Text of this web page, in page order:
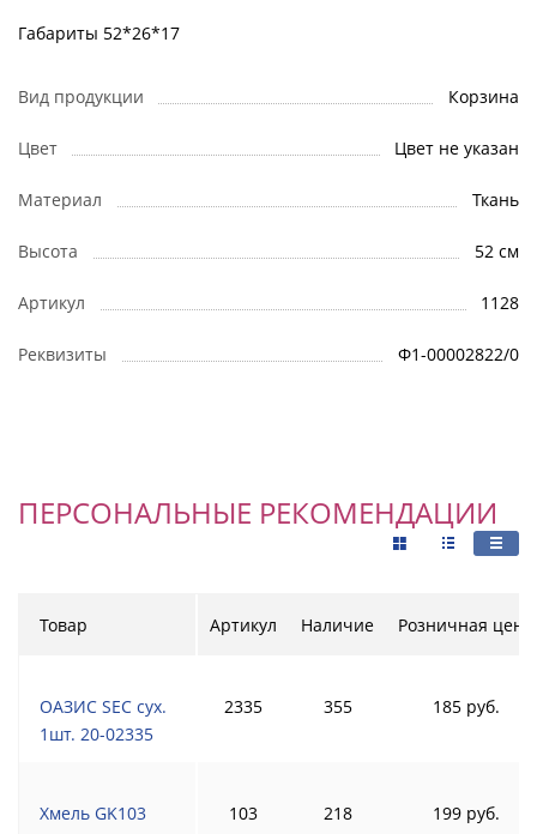
Габариты 52*26*17
Вид продукции Корзина
Цвет Цвет не указан
Материал Ткань
Высота 52 см
Артикул 1128
Реквизиты Ф1-00002822/0
ПЕРСОНАЛЬНЫЕ РЕКОМЕНДАЦИИ
Товар
ОАЗИС SEC сух.
1шт. 20-02335
Хмель GK103
Артикул Наличие Розничная цена
2335 355 185 руб.
103 218 199 руб.